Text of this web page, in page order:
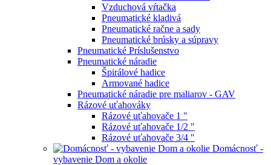
Vzduchová vŕtačka
Pneumatické kladivá
Pneumatické račne a sady
Pneumatické brúsky a súpravy
Pneumatické Príslušenstvo
Pneumatické náradie
Špirálové hadice
Armované hadice
Pneumatické náradie pre maliarov - GAV
Rázové uťahováky
Rázové uťahovače 1 "
Rázové uťahovače 1/2 "
Rázové uťahovače 3/4 "
Domácnosť -
vybavenie Dom a okolie